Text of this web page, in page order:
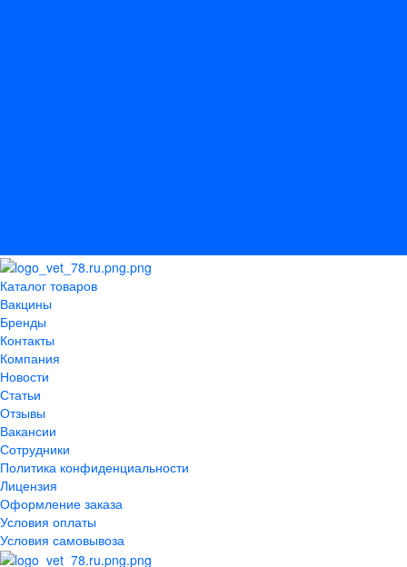
Каталог товаров
Вакцины
Бренды
Контакты
Компания
Новости
Статьи
Отзывы
Вакансии
Сотрудники
Политика конфиденциальности
Лицензия
Оформление заказа
Условия оплаты
Условия самовывоза